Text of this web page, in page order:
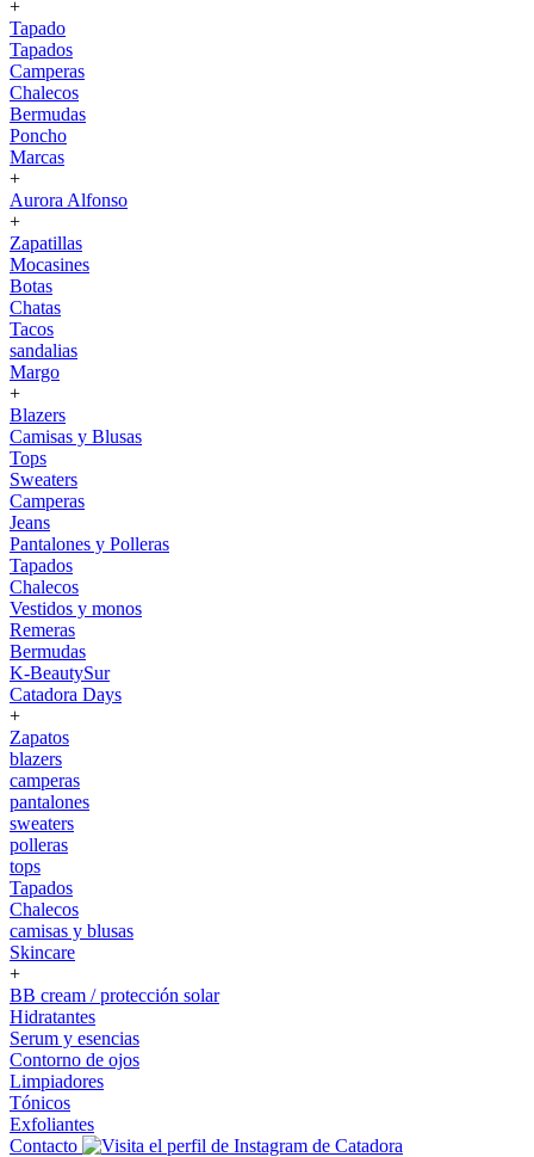
+
Tapado
Tapados
Camperas
Chalecos
Bermudas
Poncho
Marcas
+
Aurora Alfonso
+
Zapatillas
Mocasines
Botas
Chatas
Tacos
sandalias
Margo
+
Blazers
Camisas y Blusas
Tops
Sweaters
Camperas
Jeans
Pantalones y Polleras
Tapados
Chalecos
Vestidos y monos
Remeras
Bermudas
K-BeautySur
Catadora Days
+
Zapatos
blazers
camperas
pantalones
sweaters
polleras
tops
Tapados
Chalecos
camisas y blusas
Skincare
+
BB cream / protección solar
Hidratantes
Serum y esencias
Contorno de ojos
Limpiadores
Tónicos
Exfoliantes
Contacto